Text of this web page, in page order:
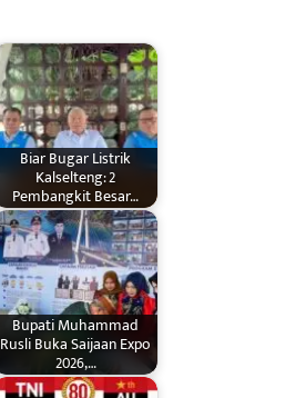
Biar Bugar Listrik
Kalselteng: 2
Pembangkit Besar…
Bupati Muhammad
Rusli Buka Saijaan Expo
2026,…